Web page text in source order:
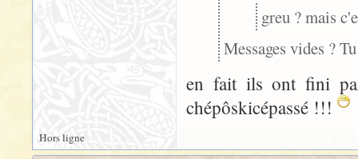
greu ? mais
Messages vides ?
en fait ils ont fini
chépôskicépassé !!!
Hors ligne